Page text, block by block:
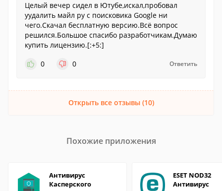
Целый вечер сидел в Ютубе,искал,пробовал
уудалить майл ру с поисковика Google ни
чего.Скачал бесплатную версию.Всё вопрос
решился.Большое спасибо разработчикам.Думаю
купить лицензию.[:+5:]
0
0 Ответить
Открыть все отзывы (10)
Похожие приложения
Антивирус
Касперского
ESET NOD32
Антивирус